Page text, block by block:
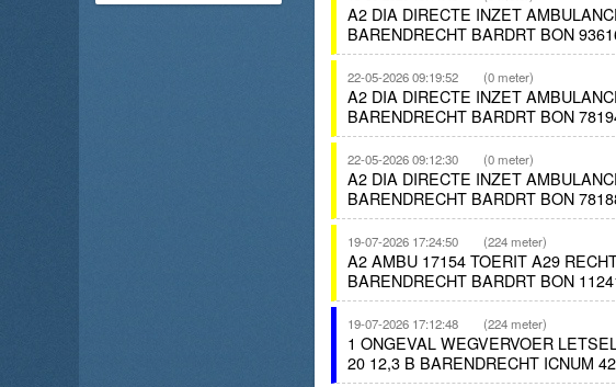
A2 DIA DIRECTE INZET
BARENDRECHT BARDRT BON
22-05-2026 09:19:52 (0 meter)
A2 DIA DIRECTE INZET
BARENDRECHT BARDRT BON
22-05-2026 09:12:30 (0 meter)
A2 DIA DIRECTE INZET
BARENDRECHT BARDRT BON
19-07-2026 17:24:50 (224 meter)
A2 AMBU 17154 TOERIT A29
BARENDRECHT BARDRT BON
19-07-2026 17:12:48 (224 meter)
1 ONGEVAL WEGVERVOER
20 12,3 B BARENDRECHT ICNUM